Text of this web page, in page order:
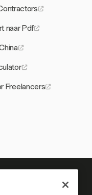
naar Pdf
Freelancers
om bij te